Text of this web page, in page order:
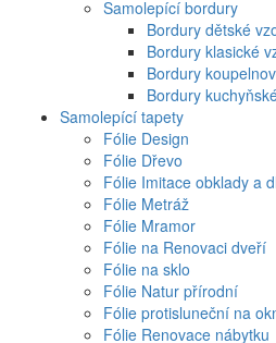
Samolepící bordury
Bordury dětské
Bordury klasické
Bordury
Bordury
Samolepící tapety
Fólie Design
Fólie Dřevo
Fólie Imitace obklady a
Fólie Metráž
Fólie Mramor
Fólie na Renovaci dveří
Fólie na sklo
Fólie Natur přírodní
Fólie protisluneční na
Fólie Renovace nábytku